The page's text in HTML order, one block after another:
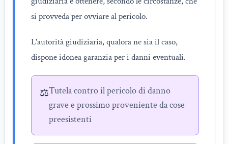
si provveda per ovviare al pericolo.
L'autorità giudiziaria, qualora ne sia il caso,
dispone idonea garanzia per i danni eventuali.
⚖️Tutela contro il pericolo di danno
grave e prossimo proveniente da cose
preesistenti